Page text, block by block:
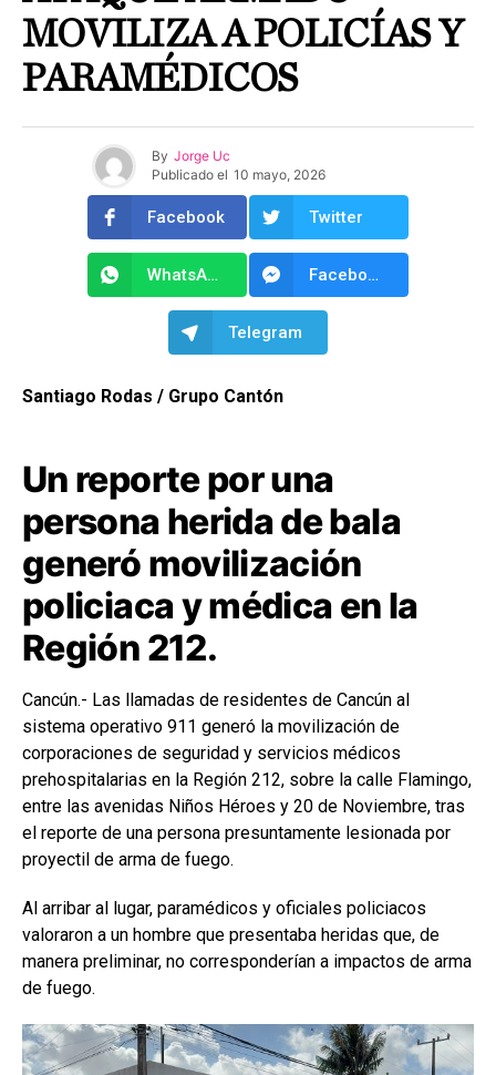
MOVILIZA A POLICÍAS Y
PARAMÉDICOS
By Jorge Uc
Publicado el 10 mayo, 2026
Facebook Twitter
WhatsApp Facebook Messenger
Telegram
Santiago Rodas / Grupo Cantón
Un reporte por una
persona herida de bala
generó movilización
policiaca y médica en la
Región 212.
Cancún.- Las llamadas de residentes de Cancún al
sistema operativo 911 generó la movilización de
corporaciones de seguridad y servicios médicos
prehospitalarias en la Región 212, sobre la calle Flamingo,
entre las avenidas Niños Héroes y 20 de Noviembre, tras
el reporte de una persona presuntamente lesionada por
proyectil de arma de fuego.
Al arribar al lugar, paramédicos y oficiales policiacos
valoraron a un hombre que presentaba heridas que, de
manera preliminar, no corresponderían a impactos de arma
de fuego.